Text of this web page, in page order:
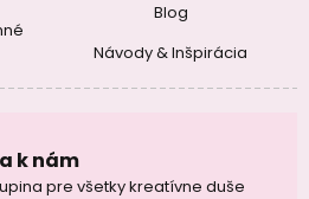
Blog
Návody & Inšpirácia
k nám
pre všetky kreatívne duše